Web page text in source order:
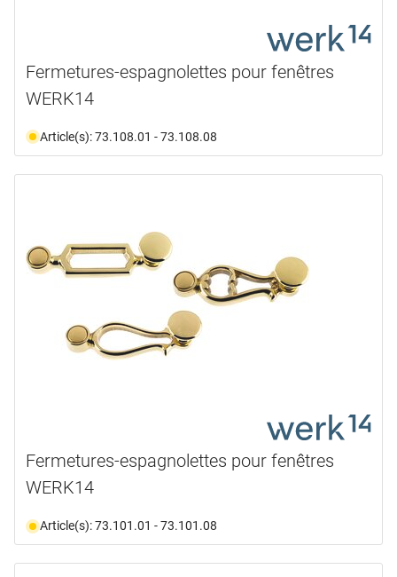
Fermetures-espagnolettes pour fenêtres
WERK14
Article(s): 73.108.01 - 73.108.08
Fermetures-espagnolettes pour fenêtres
WERK14
Article(s): 73.101.01 - 73.101.08